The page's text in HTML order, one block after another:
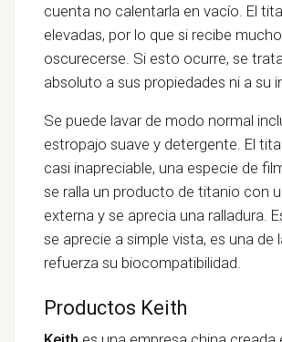
cuenta no calentarla en vacío. El
elevadas, por lo que si recibe
oscurecerse. Si esto ocurre, se
absoluto a sus propiedades ni a su
Se puede lavar de modo normal
estropajo suave y detergente. El
casi inapreciable, una especie de
se ralla un producto de titanio con
externa y se aprecia una ralladura.
se aprecie a simple vista, es una
refuerza su biocompatibilidad.
Productos Keith